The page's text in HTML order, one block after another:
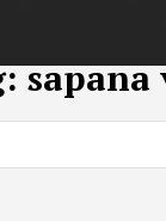
sapana